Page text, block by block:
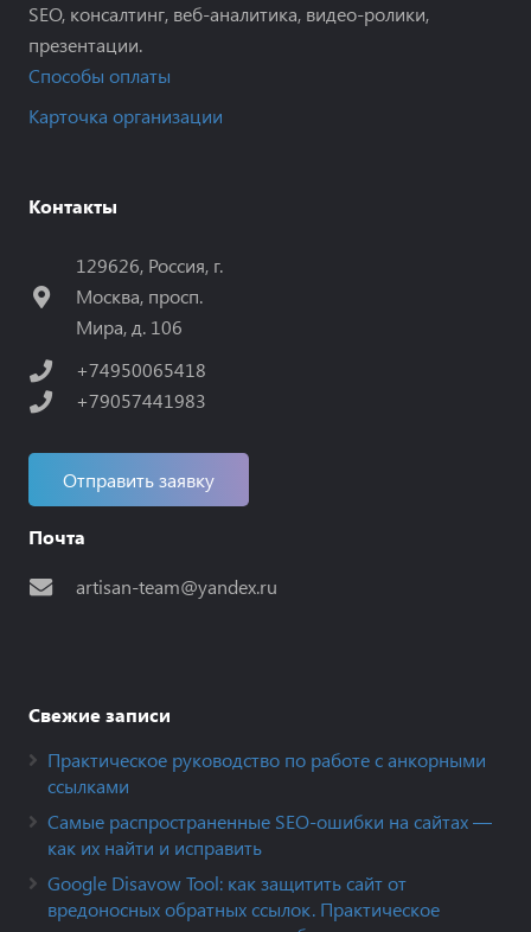
SEO, консалтинг, веб-аналитика, видео-ролики,
презентации.
Способы оплаты
Карточка организации
Контакты
129626, Россия, г.
Москва, просп.
Мира, д. 106
+74950065418
+79057441983
Отправить заявку
Почта
artisan-team@yandex.ru
Свежие записи
Практическое руководство по работе с анкорными
ссылками
Самые распространенные SEO-ошибки на сайтах —
как их найти и исправить
Google Disavow Tool: как защитить сайт от
вредоносных обратных ссылок. Практическое